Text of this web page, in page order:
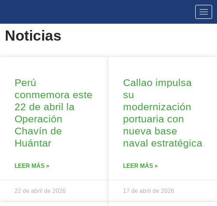
Noticias
Perú
conmemora este
22 de abril la
Operación
Chavín de
Huántar
LEER MÁS »
22 de abril de 2026
Callao impulsa
su
modernización
portuaria con
nueva base
naval estratégica
LEER MÁS »
17 de abril de 2026